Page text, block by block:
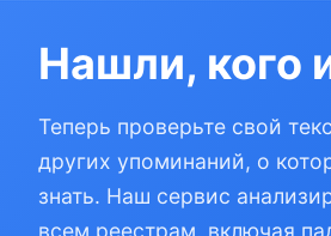
Нашли, кого
Теперь проверьте свой
других упоминаний, о
знать. Наш сервис
всем реестрам, включая